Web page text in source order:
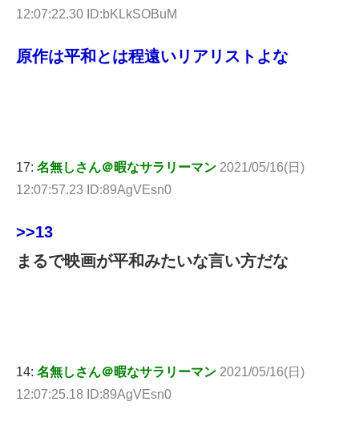
12:07:22.30 ID:bKLkSOBuM
原作は平和とは程遠いリアリストよな
17: 名無しさん＠暇なサラリーマン 2021/05/16(日)
12:07:57.23 ID:89AgVEsn0
>>13
まるで映画が平和みたいな言い方だな
14: 名無しさん＠暇なサラリーマン 2021/05/16(日)
12:07:25.18 ID:89AgVEsn0